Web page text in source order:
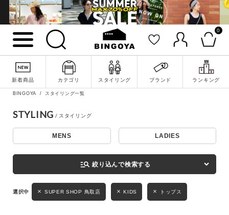
0
新着商品 カテゴリ スタイリング ブランド ランキング
詳細検索
BINGOYA スタイリング一覧
STYLING
MENS LADIES
manage_search 絞り込んで検索する
SUPER SHOP 鳥取店 KIDS トップス